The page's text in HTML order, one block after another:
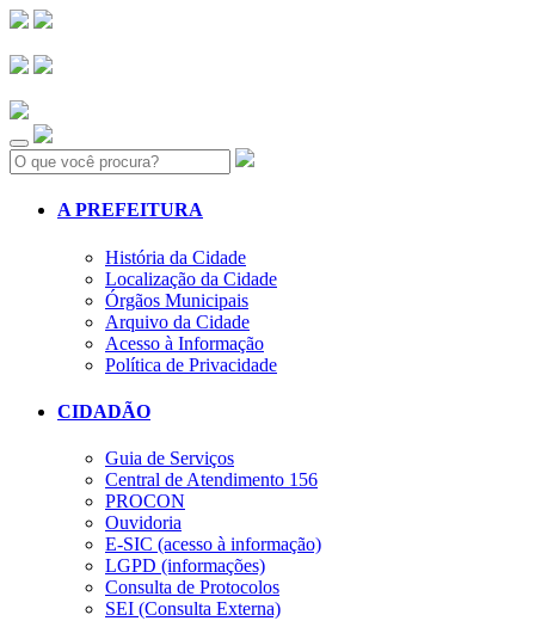
Search:
A PREFEITURA
História da Cidade
Localização da Cidade
Órgãos Municipais
Arquivo da Cidade
Acesso à Informação
Política de Privacidade
CIDADÃO
Guia de Serviços
Central de Atendimento 156
PROCON
Ouvidoria
E-SIC (acesso à informação)
LGPD (informações)
Consulta de Protocolos
SEI (Consulta Externa)